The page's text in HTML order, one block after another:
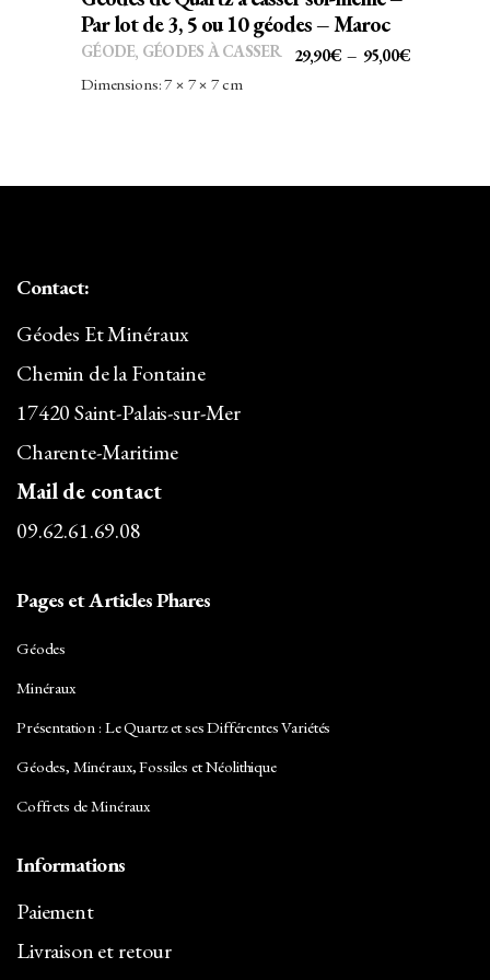
être
sur
produit
Par lot de 3, 5 ou 10 géodes – Maroc
29,90€ – 95,00€PLAGE
GÉODE, GÉODES À CASSER
Dimensions: 7 × 7 × 7 cm
Contact:
Géodes Et Minéraux
Chemin de la Fontaine
17420 Saint-Palais-sur-Mer
Charente-Maritime
Mail de contact
09.62.61.69.08
Pages et Articles Phares
Géodes
Minéraux
Présentation : Le Quartz et ses Différentes Variétés
Géodes, Minéraux, Fossiles et Néolithique
Coffrets de Minéraux
Informations
Paiement
Livraison et retour